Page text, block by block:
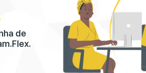
de